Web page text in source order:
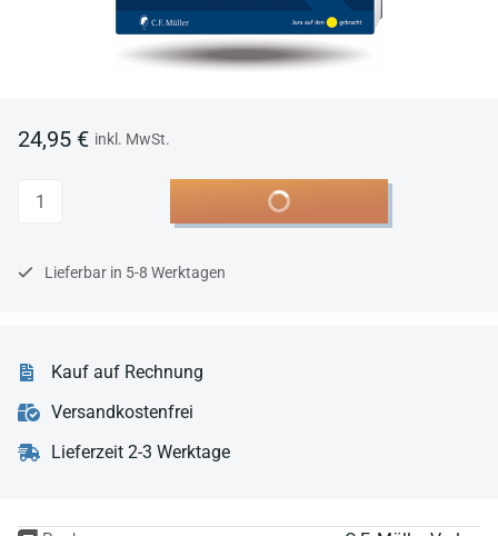
24,95 € inkl. MwSt.
Anzahl In den Warenkorb
Lieferbar in 5-8 Werktagen
Kauf auf Rechnung
Versandkostenfrei
Lieferzeit 2-3 Werktage